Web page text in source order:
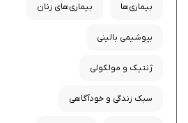
بیماری‌ها بیماری‌های زنان
بیوشیمی بالینی
ژنتیک و مولکولی
سبک زندگی و خودآگاهی